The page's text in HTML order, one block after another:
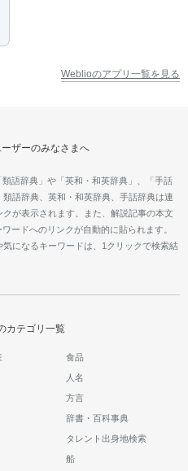
Weblioのアプリ一覧を見る
ザーのみなさまへ
語辞典」や「英和・和英辞典」、「手話
語辞典、英和・和英辞典、手話辞典は連
が表示されます。また、解説記事の本文
ードへのリンクが自動的に貼られます。
になるキーワードは、1クリックで検索結
カテゴリ一覧
食品
人名
方言
辞書・百科事典
タレント出身地検索
船